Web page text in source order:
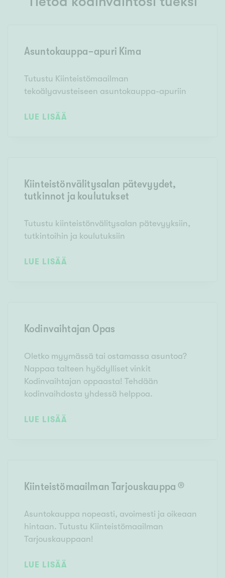
Asuntokauppa-apuri Kima
Tutustu Kiinteistömaailman
tekoälyavusteiseen asuntokauppa-apuriin
LUE LISÄÄ
Kiinteistönvälitysalan pätevyydet,
tutkinnot ja koulutukset
Tutustu kiinteistönvälitysalan pätevyyksiin,
tutkintoihin ja koulutuksiin
LUE LISÄÄ
Kodinvaihtajan Opas
Oletko myymässä tai ostamassa asuntoa?
Nappaa talteen hyödylliset vinkit
Kodinvaihtajan oppaasta! Tehdään
kodinvaihdosta yhdessä helppoa.
LUE LISÄÄ
Kiinteistömaailman Tarjouskauppa ®
Asuntokauppa nopeasti, avoimesti ja oikeaan
hintaan. Tutustu Kiinteistömaailman
Tarjouskauppaan!
LUE LISÄÄ